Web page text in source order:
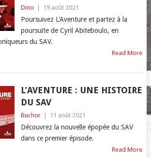
Dino 19 août 2021
Poursuivez L'Aventure et partez à la
poursuite de Cyril Abiteboulo, en
du SAV.
Read More
L’AVENTURE : UNE HISTOIRE
DU SAV
Buchor 11 août 2021
Découvrez la nouvelle épopée du SAV
dans ce premier épisode.
Read More